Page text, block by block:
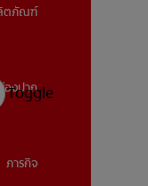
ตภัณฑ์
องปาก
ภารกิจ
Toggle